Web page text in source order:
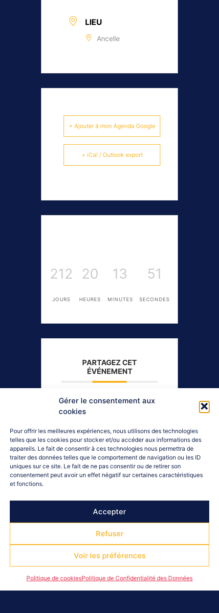
Gérer le consentement aux
cookies
Pour offrir les meilleures expériences, nous utilisons des technologies
telles que les cookies pour stocker et/ou accéder aux informations des
appareils. Le fait de consentir à ces technologies nous permettra de
traiter des données telles que le comportement de navigation ou les ID
uniques sur ce site. Le fait de ne pas consentir ou de retirer son
consentement peut avoir un effet négatif sur certaines caractéristiques
et fonctions.
Accepter
Refuser
Voir les préférences
Politique de cookiesPolitique de Confidentialité des Données
LIEU
Ancelle
+ Ajouter à mon Agenda Google
+ iCal / Outlook export
212
JOURS
20
HEURES
13
MINUTES
50
SECONDES
PARTAGEZ CET
ÉVÉNEMENT
hautesalpes@franceolympique.com
Adresse : Immeuble " Le Neptune " - 140 boulevard Georges
Pompidou - 05000 GAP